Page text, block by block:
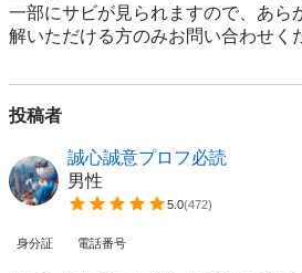
一部にサビが見られますので、あら
解いただける方のみお問い合わせく
投稿者
誠心誠意プロフ必読
男性
5.0(472)
身分証 電話番号